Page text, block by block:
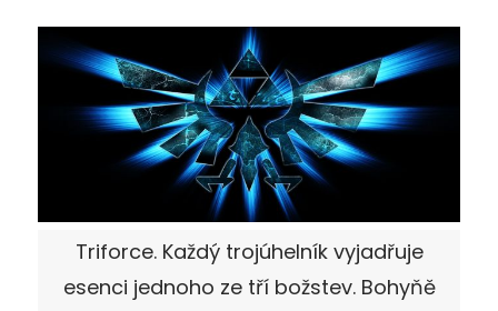
Triforce. Každý trojúhelník vyjadřuje
esenci jednoho ze tří božstev. Bohyňě